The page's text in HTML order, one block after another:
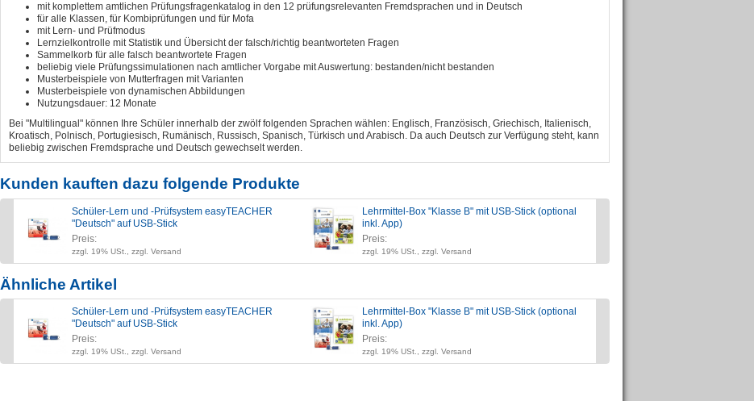
mit komplettem amtlichen Prüfungsfragenkatalog in den 12 prüfungsrelevanten Fremdsprachen und in Deutsch
für alle Klassen, für Kombiprüfungen und für Mofa
mit Lern- und Prüfmodus
Lernzielkontrolle mit Statistik und Übersicht der falsch/richtig beantworteten Fragen
Sammelkorb für alle falsch beantwortete Fragen
beliebig viele Prüfungssimulationen nach amtlicher Vorgabe mit Auswertung: bestanden/nicht bestanden
Musterbeispiele von Mutterfragen mit Varianten
Musterbeispiele von dynamischen Abbildungen
Nutzungsdauer: 12 Monate
Bei "Multilingual" können Ihre Schüler innerhalb der zwölf folgenden Sprachen wählen: Englisch, Französisch, Griechisch, Italienisch,
Kroatisch, Polnisch, Portugiesisch, Rumänisch, Russisch, Spanisch, Türkisch und Arabisch. Da auch Deutsch zur Verfügung steht, kann
beliebig zwischen Fremdsprache und Deutsch gewechselt werden.
Kunden kauften dazu folgende Produkte
Schüler-Lern und -Prüfsystem easyTEACHER
"Deutsch" auf USB-Stick
Preis:
zzgl. 19% USt., zzgl. Versand
Lehrmittel-Box "Klasse B" mit USB-Stick (optional
inkl. App)
Preis:
zzgl. 19% USt., zzgl. Versand
Ähnliche Artikel
Schüler-Lern und -Prüfsystem easyTEACHER
"Deutsch" auf USB-Stick
Preis:
zzgl. 19% USt., zzgl. Versand
Lehrmittel-Box "Klasse B" mit USB-Stick (optional
inkl. App)
Preis:
zzgl. 19% USt., zzgl. Versand